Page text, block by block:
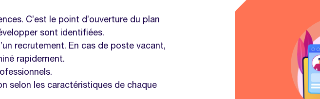
C’est le point d’ouverture du plan
sont identifiées.
recrutement. En cas de poste vacant,
rapidement.
selon les caractéristiques de chaque